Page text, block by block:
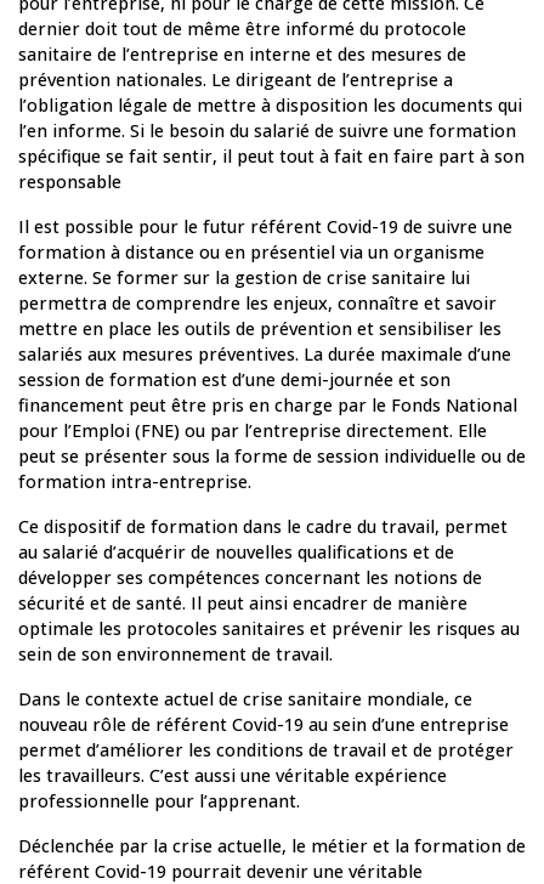
dernier doit tout de même être informé du protocole
sanitaire de l’entreprise en interne et des mesures de
prévention nationales. Le dirigeant de l’entreprise a
l’obligation légale de mettre à disposition les documents qui
l’en informe. Si le besoin du salarié de suivre une formation
spécifique se fait sentir, il peut tout à fait en faire part à son
responsable
Il est possible pour le futur référent Covid-19 de suivre une
formation à distance ou en présentiel via un organisme
externe. Se former sur la gestion de crise sanitaire lui
permettra de comprendre les enjeux, connaître et savoir
mettre en place les outils de prévention et sensibiliser les
salariés aux mesures préventives. La durée maximale d’une
session de formation est d’une demi-journée et son
financement peut être pris en charge par le Fonds National
pour l’Emploi (FNE) ou par l’entreprise directement. Elle
peut se présenter sous la forme de session individuelle ou de
formation intra-entreprise.
Ce dispositif de formation dans le cadre du travail, permet
au salarié d’acquérir de nouvelles qualifications et de
développer ses compétences concernant les notions de
sécurité et de santé. Il peut ainsi encadrer de manière
optimale les protocoles sanitaires et prévenir les risques au
sein de son environnement de travail.
Dans le contexte actuel de crise sanitaire mondiale, ce
nouveau rôle de référent Covid-19 au sein d’une entreprise
permet d’améliorer les conditions de travail et de protéger
les travailleurs. C’est aussi une véritable expérience
professionnelle pour l’apprenant.
Déclenchée par la crise actuelle, le métier et la formation de
référent Covid-19 pourrait devenir une véritable